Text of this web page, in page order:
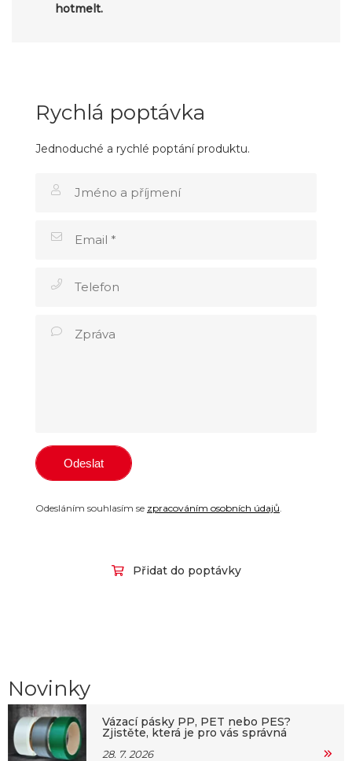
hotmelt.
Rychlá poptávka
Jednoduché a rychlé poptání produktu.
Odesláním souhlasím se zpracováním osobních údajů.
Přidat do poptávky
Novinky
Vázací pásky PP, PET nebo PES?
Zjistěte, která je pro vás správná
28. 7. 2026